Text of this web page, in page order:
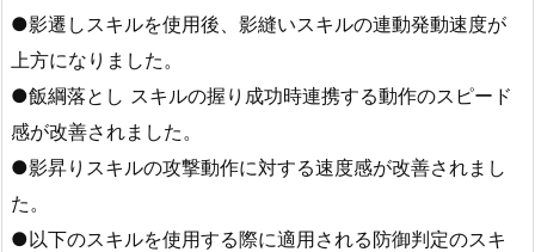
●影遷しスキルを使用後、影縫いスキルの連動発動速度が
上方になりました。
●飯綱落とし スキルの握り成功時連携する動作のスピード
感が改善されました。
●影昇りスキルの攻撃動作に対する速度感が改善されまし
た。
●以下のスキルを使用する際に適用される防御判定のスキ